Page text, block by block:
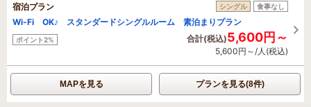
宿泊プラン シングル 食事なし
Wi-Fi OK♪ スタンダードシングルルーム 素泊まりプラン
ポイント2% 合計(税込)5,600円～
5,600円～/人(税込)
MAPを見る プランを見る(8件)